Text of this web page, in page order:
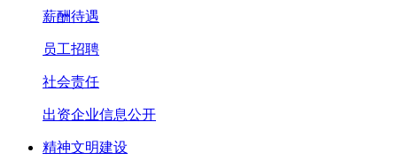
薪酬待遇
员工招聘
社会责任
出资企业信息公开
精神文明建设